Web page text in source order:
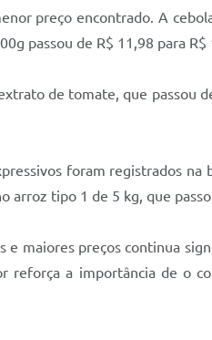
encontrado. A cebola
passou de R$ 11,98 para R$
de tomate, que passou de
foram registrados na
arroz tipo 1 de 5 kg, que
preços continua
reforça a importância de o